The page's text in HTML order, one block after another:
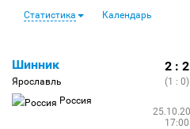
Статистика Календарь
Шинник
Ярославль
Россия
2 : 2
(1 : 0)
17:00